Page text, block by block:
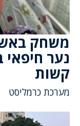
משחק באש
קשות
מערכת כרמליסט